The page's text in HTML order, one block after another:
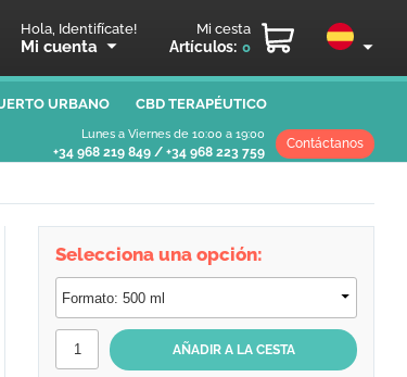
Hola, Identifícate!
Mi cuenta
Mi cesta
Artículos: 0
URBANO CBD TERAPÉUTICO
Lunes a Viernes de 10:00 a 19:00
+34 968 219 849 / +34 968 223 759
Contáctanos
Selecciona una opción: